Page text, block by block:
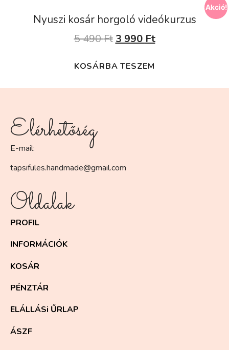
Akció!
Nyuszi kosár horgoló videókurzus
5 490Ft 3 990 Ft
KOSÁRBA TESZEM
Elérhetőség
E-mail:
tapsifules.handmade@gmail.com
Oldalak
PROFIL
INFORMÁCIÓK
KOSÁR
PÉNZTÁR
ELÁLLÁSi ŰRLAP
ÁSZF